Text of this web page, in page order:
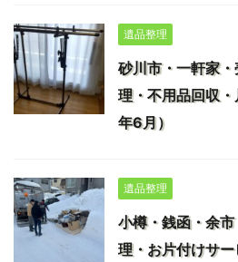
遺品整理
砂川市・一軒家
理・不用品回収
年6月）
遺品整理
小樽・銭函・余
理・お片付けサ